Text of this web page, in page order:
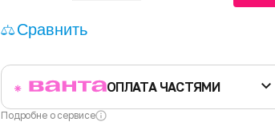
Сравнить
ОПЛАТА ЧАСТЯМИ
Подробне о сервисе